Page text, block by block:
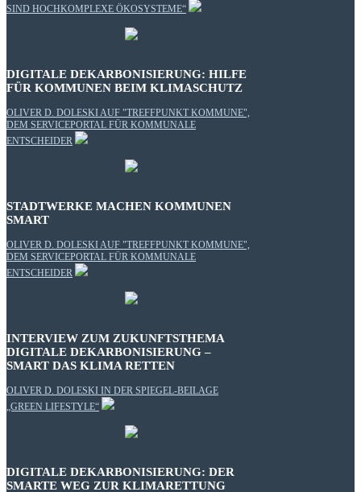
SIND HOCHKOMPLEXE ÖKOSYSTEME“
DIGITALE DEKARBONISIERUNG: HILFE
FÜR KOMMUNEN BEIM KLIMASCHUTZ
OLIVER D. DOLESKI AUF "TREFFPUNKT KOMMUNE",
DEM SERVICEPORTAL FÜR KOMMUNALE
ENTSCHEIDER
STADTWERKE MACHEN KOMMUNEN
SMART
OLIVER D. DOLESKI AUF "TREFFPUNKT KOMMUNE",
DEM SERVICEPORTAL FÜR KOMMUNALE
ENTSCHEIDER
INTERVIEW ZUM ZUKUNFTSTHEMA
DIGITALE DEKARBONISIERUNG –
SMART DAS KLIMA RETTEN
OLIVER D. DOLESKI IN DER SPIEGEL-BEILAGE
„GREEN LIFESTYLE“
DIGITALE DEKARBONISIERUNG: DER
SMARTE WEG ZUR KLIMARETTUNG